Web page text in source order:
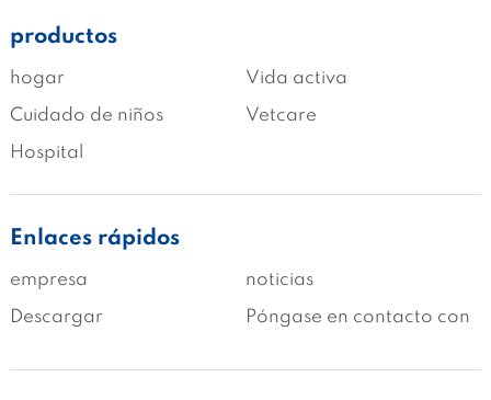
productos
hogar
Vida activa
Cuidado de niños
Vetcare
Hospital
Enlaces rápidos
empresa
noticias
Descargar
Póngase en contacto con